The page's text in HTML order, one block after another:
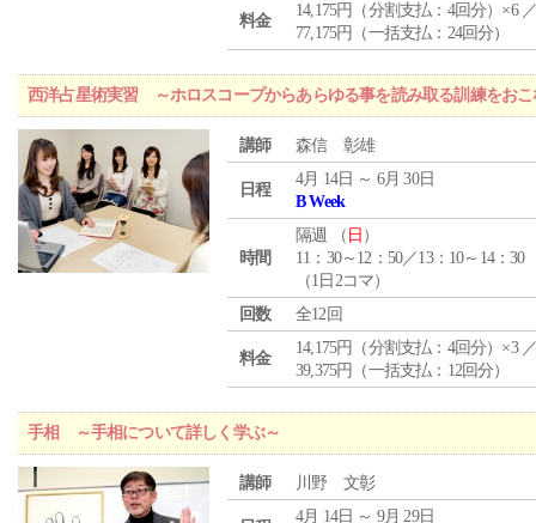
料金
14,175円（分割支払：4回分）×6
77,175円（一括支払：24回分）
西洋占星術実習 ～ホロスコープからあらゆる事を読み取る訓練をおこ
講師 森信 彰雄
日程
4月 14日 ～ 6月 30日
B Week
時間
隔週 （ 日 ）
11：30～12：50／13：10～14：30
（1日2コマ）
回数
全12回
料金
14,175円（分割支払：4回分）×3
39,375円（一括支払：12回分）
手相 ～手相について詳しく学ぶ～
講師 川野 文彰
4月 14日 ～ 9月 29日